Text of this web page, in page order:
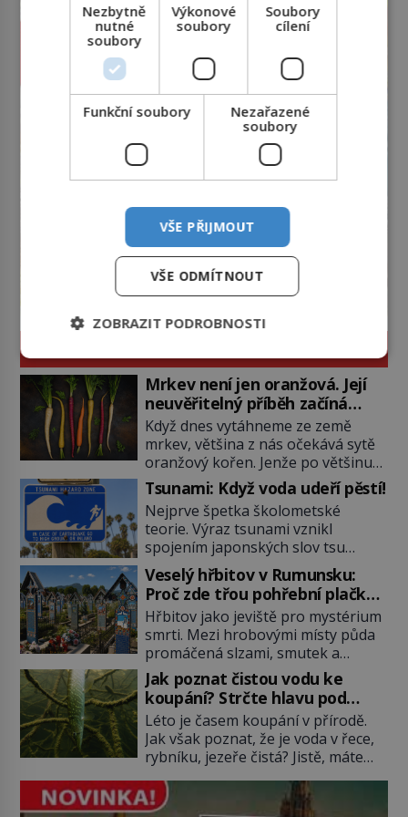
Mrkev není jen oranžová. Její
neuvěřitelný příběh začíná
fialovou barvou
Když dnes vytáhneme ze země
mrkev, většina z nás očekává sytě
oranžový kořen. Jenže po většinu
své historie je mrkev všechno
možné, jen ne oranžová. Je fialová,
žlutá, bílá, někdy dokonce téměř
černá. Až díky stovkám let
pečlivého šlechtění se z ní stává
zelenina, bez které si českou
zahradu ani nedokážeme
představit. Její příběh je […]
Tsunami: Když voda udeří pěstí!
Nejprve špetka školometské
teorie. Výraz tsunami vznikl
spojením japonských slov tsu
(přístav) a nami (vlna). Jedná se o
dlouhou vlnu, která je na volném
moři takřka nepostřehnutelná.
Ačkoli je vlnová délka tsunami i 300
kilometrů, výška vlny na volném
moři je maximálně 1,5 metru.
Máme se podobné obří vlny obávat
i v Evropě? Vznik tsunami si […]
Veselý hřbitov v Rumunsku:
Proč zde třou pohřební plačky
bídu s nouzí?
Hřbitov jako jeviště pro mystérium
smrti. Mezi hrobovými místy půda
promáčená slzami, smutek a
vědomí konečnosti lidské existence.
Jsou ale výjimky, kde pohřební
plačky smutně žmoulají kapesníky
nikoli při smutečním obřadu, ale
při pohledu na výši vyměřené
podpory v nezaměstnanosti. Kam
vás pozveme? Unikátní hřbitov,
který si vysloužil název „Veselý“,
Jak poznat čistou vodu ke
koupání? Strčte hlavu pod
hladinu!
Léto je časem koupání v přírodě.
Jak však poznat, že je voda v řece,
rybníku, jezeře čistá? Jistě, máte
hygieniků či podrobit křížovému
výslechu provozovatele přírodního
Nezbytně
nutné
soubory
Výkonové
soubory
Soubory
cílení
Funkční soubory
Nezařazené
soubory
VŠE PŘIJMOUT
VŠE ODMÍTNOUT
ZOBRAZIT PODROBNOSTI